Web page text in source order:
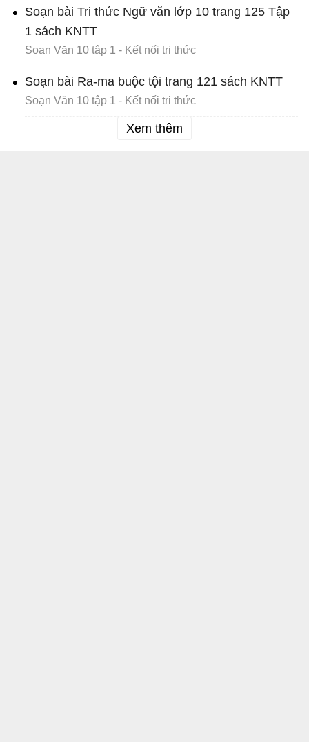
Soạn bài Tri thức Ngữ văn lớp 10 trang 125 Tập
1 sách KNTT
Soạn Văn 10 tập 1 - Kết nối tri thức
Soạn bài Ra-ma buộc tội trang 121 sách KNTT
Soạn Văn 10 tập 1 - Kết nối tri thức
Xem thêm